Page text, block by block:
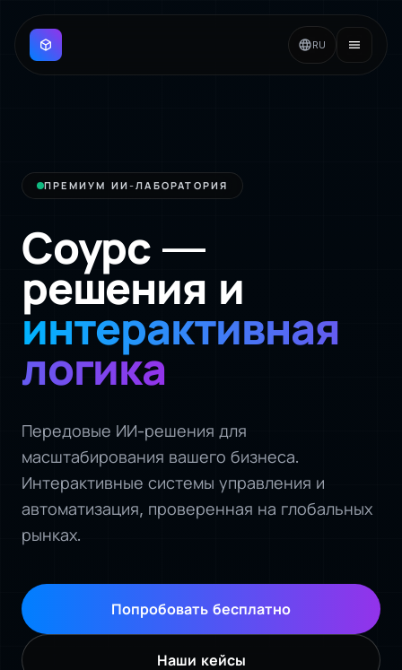
deployed_code languageRU menu
ПРЕМИУМ ИИ-ЛАБОРАТОРИЯ
Соурс —
решения и
интерактивная
логика
Передовые ИИ-решения для
масштабирования вашего бизнеса.
Интерактивные системы управления и
автоматизация, проверенная на глобальных
рынках.
Попробовать бесплатно
Наши кейсы